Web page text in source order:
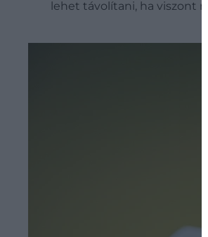
lehet távolítani, ha viszont